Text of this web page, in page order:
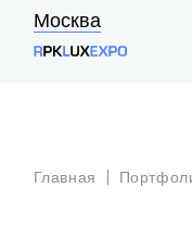
Москва
ВЫВЕСКИ
Главная